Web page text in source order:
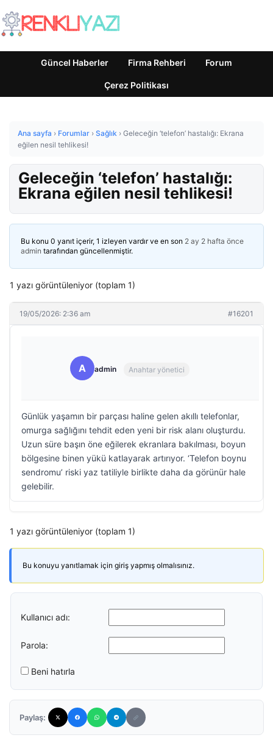
Güncel Haberler Firma Rehberi Forum
Çerez Politikası
Ana sayfa › Forumlar › Sağlık › Geleceğin ‘telefon’ hastalığı: Ekrana
eğilen nesil tehlikesi!
Geleceğin ‘telefon’ hastalığı:
Ekrana eğilen nesil tehlikesi!
Bu konu 0 yanıt içerir, 1 izleyen vardır ve en son 2 ay 2 hafta önce
admin tarafından güncellenmiştir.
1 yazı görüntüleniyor (toplam 1)
19/05/2026: 2:36 am #16201
A admin Anahtar yönetici
Günlük yaşamın bir parçası haline gelen akıllı telefonlar,
omurga sağlığını tehdit eden yeni bir risk alanı oluşturdu.
Uzun süre başın öne eğilerek ekranlara bakılması, boyun
bölgesine binen yükü katlayarak artırıyor. ‘Telefon boynu
sendromu’ riski yaz tatiliyle birlikte daha da görünür hale
gelebilir.
1 yazı görüntüleniyor (toplam 1)
Bu konuyu yanıtlamak için giriş yapmış olmalısınız.
Kullanıcı adı:
Parola:
Beni hatırla
Paylaş: